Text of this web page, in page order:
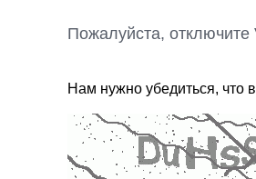
Пожалуйста,
Нам нужно убедиться, что